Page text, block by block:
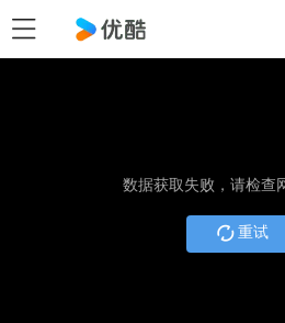
数据获取失败，请检查
重试